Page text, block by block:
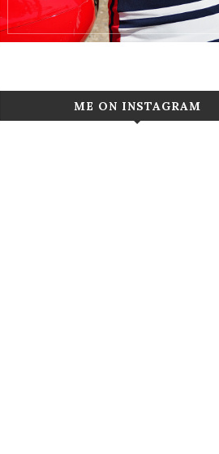
ME ON INSTAGRAM